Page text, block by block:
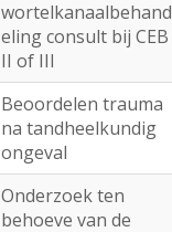
wortelkanaalbehand
eling consult bij CEB
II of III
Beoordelen trauma
na tandheelkundig
ongeval
Onderzoek ten
behoeve van de